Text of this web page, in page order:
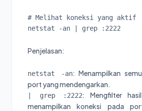
# Melihat koneksi yang aktif
netstat -an | grep :2222
Penjelasan:
netstat -an: Menampilkan
port yang mendengarkan.
| grep :2222: Mengfilter
menampilkan koneksi pada